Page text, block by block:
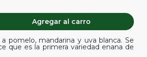
Agregar al carro
pomelo, mandarina y uva blanca. Se
que es la primera variedad enana de